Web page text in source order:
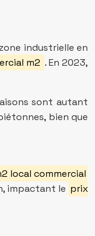
industrielle en
m2 . En 2023,
sont autant
bien que
local commercial
impactant le prix